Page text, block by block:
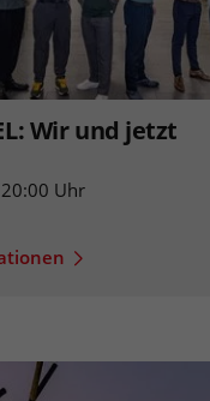
Wir und jetzt
Uhr